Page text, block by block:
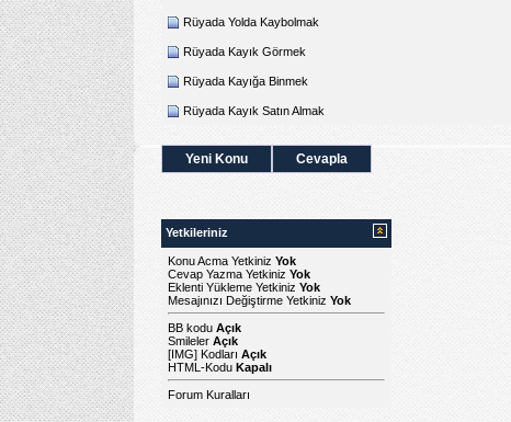
Rüyada Yolda Kaybolmak
Rüyada Kayık Görmek
Rüyada Kayığa Binmek
Rüyada Kayık Satın Almak
Yeni Konu Cevapla
Yetkileriniz
Konu Acma Yetkiniz Yok
Cevap Yazma Yetkiniz Yok
Eklenti Yükleme Yetkiniz Yok
Mesajınızı Değiştirme Yetkiniz Yok
BB kodu Açık
Smileler Açık
[IMG] Kodları Açık
HTML-Kodu Kapalı
Forum Kuralları